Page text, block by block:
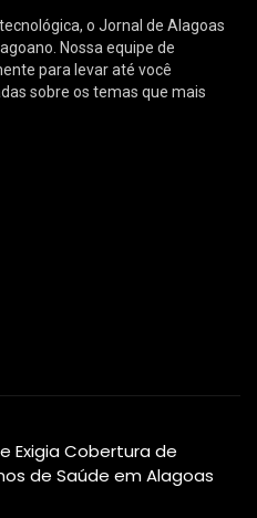
o Jornal de Alagoas
Nossa equipe de
para levar até você
sobre os temas que mais
Exigia Cobertura de
de Saúde em Alagoas